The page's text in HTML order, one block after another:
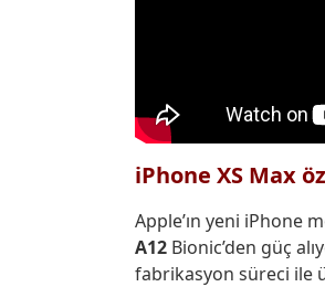
iPhone XS Max
Apple’ın yeni iPhone
A12 Bionic’den güç
fabrikasyon süreci ile